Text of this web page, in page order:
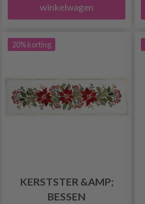
winkelwagen
20% korting
KERSTSTER &AMP;
BESSEN